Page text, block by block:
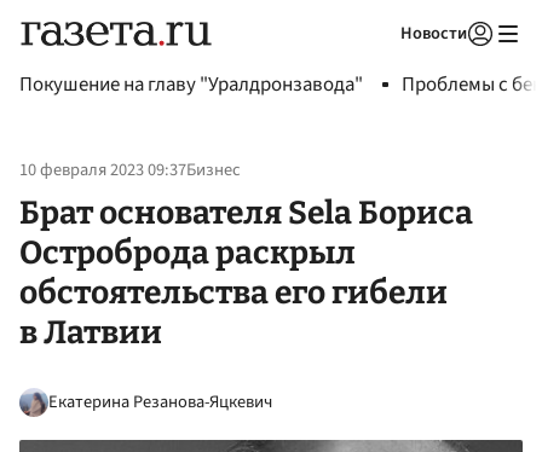
Новости
Покушение на главу "Уралдронзавода" Проблемы с
10 февраля 2023 09:37Бизнес
Брат основателя Sela Бориса
Остроброда раскрыл
обстоятельства его гибели
в Латвии
Екатерина Резанова-Яцкевич